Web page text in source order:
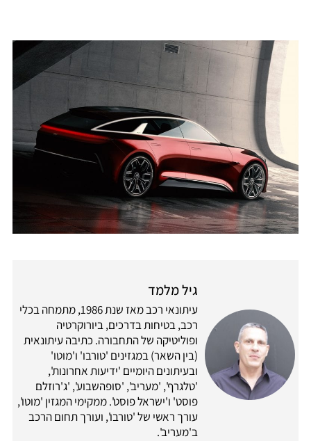
גיל מלמד
עיתונאי רכב מאז שנת 1986, מתמחה בכלי
רכב, בטיחות בדרכים, ביורוקרטיה
ופוליטיקה של התחבורה. כתיבה עיתונאית
(בין השאר) במגזינים 'טורבו' ו'מוטו'
ובעיתונים היומיים 'ידיעות אחרונות',
'טלגרף', 'מעריב', 'סופהשבוע', 'ג'רוזלם
פוסט' ו'ישראל פוסט'. ממקימי המגזין 'מוטו',
עורך ראשי של 'טורבו', ועורך תחום הרכב
ב'מעריב'.